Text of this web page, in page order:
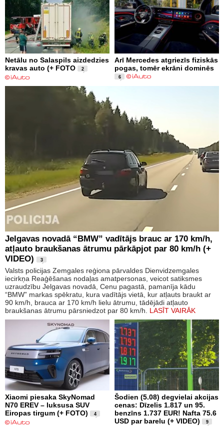
Netālu no Salaspils aizdedzies
kravas auto (+ FOTO
2
Arī Mercedes atgriezīs fiziskās
pogas, tomēr ekrāni dominēs
6
Jelgavas novadā “BMW” vadītājs brauc ar 170 km/h,
atļauto braukšanas ātrumu pārkāpjot par 80 km/h (+
VIDEO)
3
Valsts policijas Zemgales reģiona pārvaldes Dienvidzemgales
iecirkņa Reaģēšanas nodaļas amatpersonas, veicot satiksmes
uzraudzību Jelgavas novadā, Cenu pagastā, pamanīja kādu
“BMW” markas spēkratu, kura vadītājs vietā, kur atļauts braukt ar
90 km/h, brauca ar 170 km/h lielu ātrumu, tādējādi atļauto
braukšanas ātrumu pārsniedzot par 80 km/h. LASĪT VAIRĀK
Xiaomi piesaka SkyNomad
N70 EREV – luksusa SUV
Eiropas tirgum (+ FOTO)
4
Šodien (5.08) degvielai akcijas
cenas: Dīzelis 1.817 un 95.
benzīns 1.737 EUR! Nafta 75.6
USD par barelu (+ VIDEO)
9